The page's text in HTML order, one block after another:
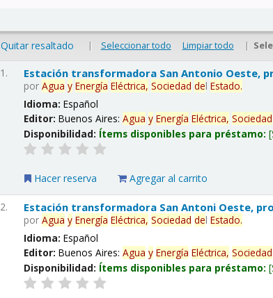
Quitar resaltado | Seleccionar todo Limpiar todo |
1. Estación transformadora San Antonio Oeste,
porAgua y Energía Eléctrica, Sociedad delEstado.
Idioma:Español
Editor:Buenos Aires:Agua y Energía Eléctrica, Sociedad
Disponibilidad: Ítems disponibles para préstamo:
Hacer reserva Agregar al carrito
2. Estación transformadora San Antoni Oeste,
porAgua y Energía Eléctrica, Sociedad delEstado.
Idioma:Español
Editor:Buenos Aires:Agua y Energía Eléctrica, Sociedad
Disponibilidad: Ítems disponibles para préstamo: